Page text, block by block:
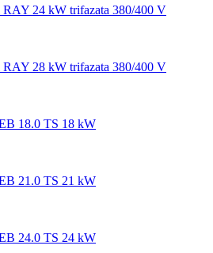
RAY 24 kW trifazata 380/400 V
RAY 28 kW trifazata 380/400 V
18.0 TS 18 kW
21.0 TS 21 kW
24.0 TS 24 kW